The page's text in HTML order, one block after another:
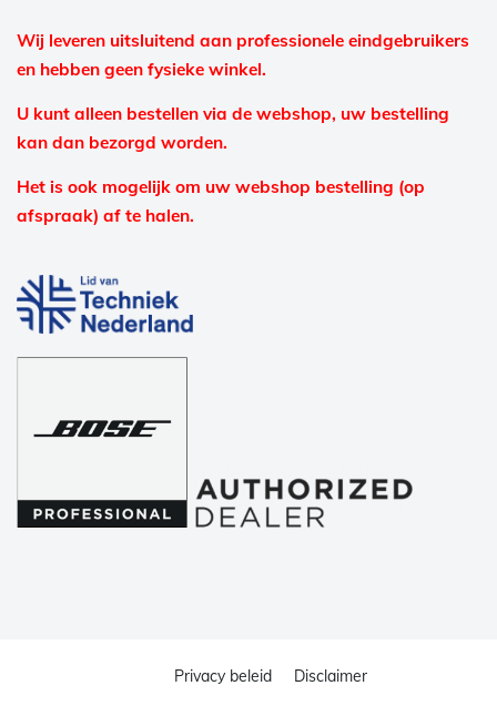
Wij leveren uitsluitend aan professionele eindgebruikers
en hebben geen fysieke winkel.
U kunt alleen bestellen via de webshop, uw bestelling
kan dan bezorgd worden.
Het is ook mogelijk om uw webshop bestelling (op
afspraak) af te halen.
Privacy beleid Disclaimer